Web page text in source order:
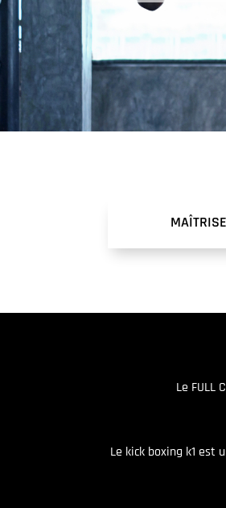
Le FULL
Le kick boxing k1 est